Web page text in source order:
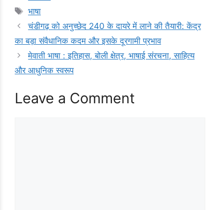
Tags
भाषा
चंडीगढ़ को अनुच्छेद 240 के दायरे में लाने की तैयारी: केंद्र
का बड़ा संवैधानिक कदम और इसके दूरगामी प्रभाव
मेवाती भाषा : इतिहास, बोली क्षेत्र, भाषाई संरचना, साहित्य
और आधुनिक स्वरूप
Leave a Comment